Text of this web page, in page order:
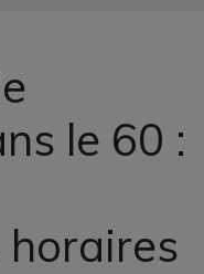
le 60 :
horaires